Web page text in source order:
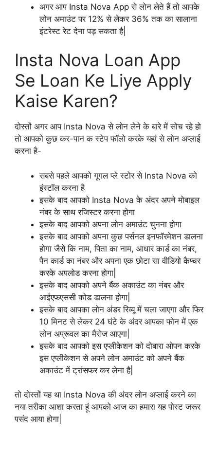
अगर आप Insta Nova App से लोन लेते हैं तो आपके
लोन अमाउंट पर 12% से लेकर 36% तक का सालाना
इंटरेस्ट रेट देना पड़ सकता है|
Insta Nova Loan App
Se Loan Ke Liye Apply
Kaise Karen?
दोस्तों अगर आप Insta Nova से लोन लेने के बारे में सोच रहे हो
तो आपको कुछ कर-पान क स्टेप फॉलो करके यहां से लोन अप्लाई
करना है-
सबसे पहले आपको गूगल प्ले स्टोर से Insta Nova को
इंस्टॉल करना है
इसके बाद आपको Insta Nova के अंदर अपने मोबाइल
नंबर के साथ रजिस्टर करना होगा
इसके बाद आपको अपना लोन अमाउंट चुनना होगा
इसके बाद आपको अपना कुछ पर्सनल इनफॉरमेशन डालना
होगा जैसे कि नाम, पिता का नाम, आधार कार्ड का नंबर,
पैन कार्ड का नंबर और अपना एक छोटा सा वीडियो कैप्चर
करके अपलोड करना होगा|
इसके बाद आपको अपने बैंक अकाउंट का नंबर और
आईएफएससी कोड डालना होगा|
इसके बाद आपका लोन अंडर रिव्यू में चला जाएगा और फिर
10 मिनट से लेकर 24 घंटे के अंदर आपका फोन में एक
लोन अप्रूवल का मैसेज आएगा|
इसके बाद आपको इस एप्लीकेशन को दोबारा ओपन करके
इस एप्लीकेशन से अपने लोन अमाउंट को अपने बैंक
अकाउंट में ट्रांसफर कर लेना है|
तो दोस्तों यह था Insta Nova की अंदर लोन अप्लाई करने का
नया तरीका आशा करता हूं आपको आज का हमारा यह पोस्ट जरूर
पसंद आया होगा|